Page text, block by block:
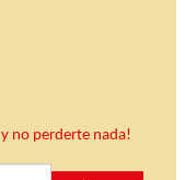
y no perderte nada!